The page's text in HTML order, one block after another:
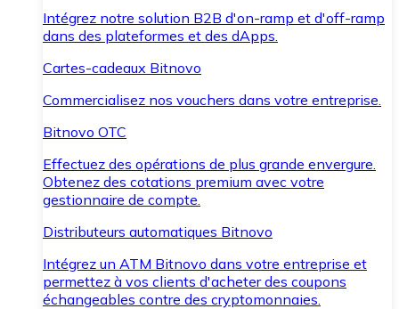
Intégrez notre solution B2B d'on-ramp et d'off-ramp
dans des plateformes et des dApps.
Cartes-cadeaux Bitnovo
Commercialisez nos vouchers dans votre entreprise.
Bitnovo OTC
Effectuez des opérations de plus grande envergure.
Obtenez des cotations premium avec votre
gestionnaire de compte.
Distributeurs automatiques Bitnovo
Intégrez un ATM Bitnovo dans votre entreprise et
permettez à vos clients d'acheter des coupons
échangeables contre des cryptomonnaies.